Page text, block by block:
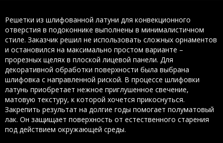
Решетки из шлифованной латуни для конвекционного
отверстия в подоконнике выполнены в минималистичном
стиле. Заказчик решил не использовать сложных орнаментов
и остановился на максимально простом варианте –
прорезных щелях в плоской лицевой панели. Для
декоративной обработки поверхности была выбрана
шлифовка с направленной риской. В процессе шлифовки
латунь приобретает нежное приглушенное свечение,
матовую текстуру, к которой хочется прикоснуться.
Закрепить результат на долгие годы помогает полуматовый
лак. Он защищает поверхность от естественного старения
под действием окружающей среды.